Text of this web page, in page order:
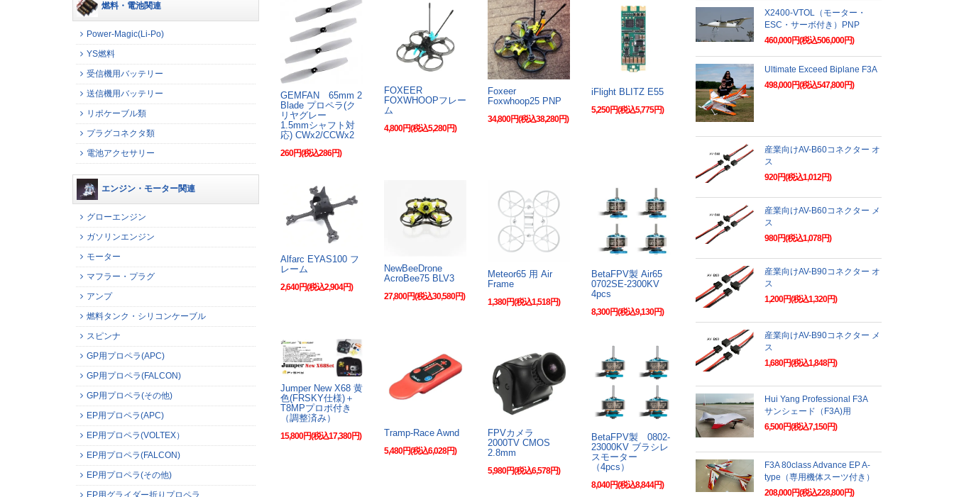
GEMFAN 65mm 2
Blade プロペラ(ク
リヤグレー
1.5mmシャフト対
応) CWx2/CCWx2
260円(税込286円)
FOXEER
FOXWHOOPフレー
ム
4,800円(税込5,280円)
Foxeer
Foxwhoop25 PNP
34,800円(税込38,280円)
iFlight BLITZ E55
5,250円(税込5,775円)
Alfarc EYAS100 フ
レーム
2,640円(税込2,904円)
NewBeeDrone
AcroBee75 BLV3
27,800円(税込30,580円)
Meteor65 用 Air
Frame
1,380円(税込1,518円)
BetaFPV製 Air65
0702SE-2300KV
4pcs
8,300円(税込9,130円)
Jumper New X68 黄
色(FRSKY仕様)＋
T8MPプロポ付き
（調整済み）
15,800円(税込17,380円) Tramp-Race Awnd
5,480円(税込6,028円)
FPVカメラ
2000TV CMOS
2.8mm
5,980円(税込6,578円)
BetaFPV製 0802-
23000KV ブラシレ
スモーター
（4pcs）
8,040円(税込8,844円)
燃料・電池関連
Power-Magic(Li-Po)
YS燃料
受信機用バッテリー
送信機用バッテリー
リポケーブル類
プラグコネクタ類
電池アクセサリー
エンジン・モーター関連
グローエンジン
ガソリンエンジン
モーター
マフラー・プラグ
アンプ
燃料タンク・シリコンケーブル
スピンナ
GP用プロペラ(APC)
GP用プロペラ(FALCON)
GP用プロペラ(その他)
EP用プロペラ(APC)
EP用プロペラ(VOLTEX）
EP用プロペラ(FALCON)
EP用プロペラ(その他)
EP用グライダー折りプロペラ
X2400-VTOL（モーター・
ESC・サーボ付き）PNP
460,000円(税込506,000円)
Ultimate Exceed Biplane F3A
498,000円(税込547,800円)
産業向けAV-B60コネクター オ
ス
920円(税込1,012円)
産業向けAV-B60コネクター メ
ス
980円(税込1,078円)
産業向けAV-B90コネクター オ
ス
1,200円(税込1,320円)
産業向けAV-B90コネクター メ
ス
1,680円(税込1,848円)
Hui Yang Professional F3A
サンシェード（F3A)用
6,500円(税込7,150円)
F3A 80class Advance EP A-
type（専用機体スーツ付き）
208,000円(税込228,800円)